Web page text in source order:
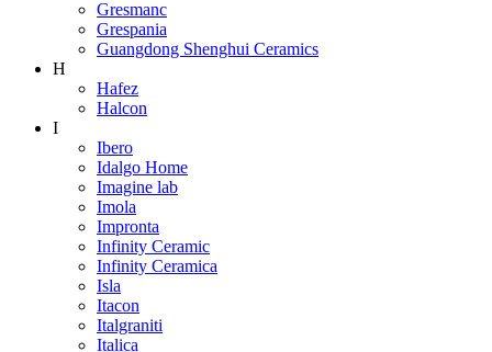
Gresmanc
Grespania
Guangdong Shenghui Ceramics
H
Hafez
Halcon
I
Ibero
Idalgo Home
Imagine lab
Imola
Impronta
Infinity Ceramic
Infinity Ceramica
Isla
Itacon
Italgraniti
Italica